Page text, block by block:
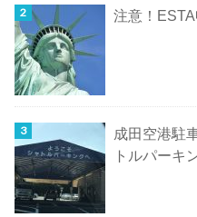
注意！
成田空港駐
トルパーキ